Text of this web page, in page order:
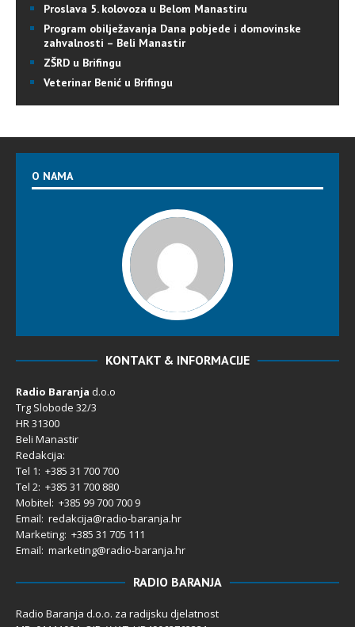
Proslava 5. kolovoza u Belom Manastiru
Program obilježavanja Dana pobjede i domovinske
zahvalnosti – Beli Manastir
ZŠRD u Brifingu
Veterinar Benić u Brifingu
O NAMA
KONTAKT & INFORMACIJE
Radio Baranja d.o.o
Trg Slobode 32/3
HR 31300
Beli Manastir
Redakcija:
Tel 1: +385 31 700 700
Tel 2: +385 31 700 880
Mobitel: +385 99 700 700 9
Email: redakcija@radio-baranja.hr
Marketing: +385 31 705 111
Email: marketing@radio-baranja.hr
RADIO BARANJA
Radio Baranja d.o.o. za radijsku djelatnost